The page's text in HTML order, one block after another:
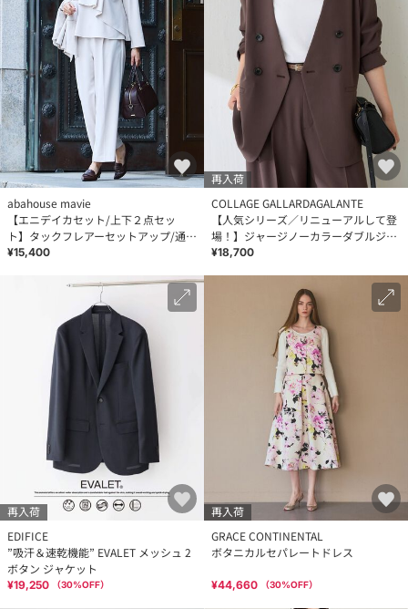
abahouse mavie
【エニデイカセット/上下２点セッ
ト】タックフレアーセットアップ/通
勤/セミオケ
¥15,400
再入荷
COLLAGE GALLARDAGALANTE
【人気シリーズ／リニューアルして登
場！】ジャージノーカラーダブルジャ
ケット
¥18,700
再入荷
EDIFICE
”吸汗＆速乾機能” EVALET メッシュ 2
ボタン ジャケット
¥19,250 （30%OFF）
再入荷
GRACE CONTINENTAL
ボタニカルセパレートドレス
¥44,660 （30%OFF）